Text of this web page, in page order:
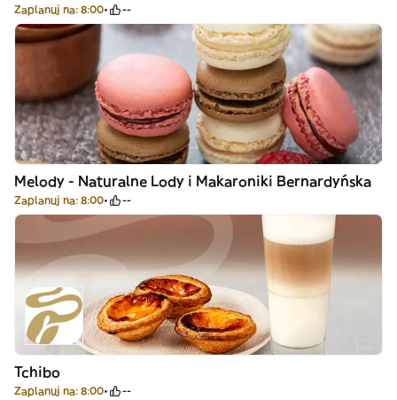
Zaplanuj na: 8:00 --
Melody - Naturalne Lody i Makaroniki Bernardyńska
Zaplanuj na: 8:00 --
Tchibo
Zaplanuj na: 8:00 --